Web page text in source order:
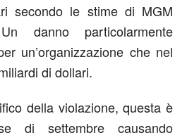
secondo le stime di MGM
danno particolarmente
un’organizzazione che nel
di dollari.
della violazione, questa è
di settembre causando